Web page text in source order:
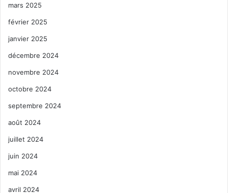
mars 2025
février 2025
janvier 2025
décembre 2024
novembre 2024
octobre 2024
septembre 2024
août 2024
juillet 2024
juin 2024
mai 2024
avril 2024